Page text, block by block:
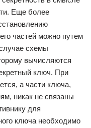
Еще более
частей можно путем
схемы
вычисляются
ключ. При
а части ключа,
никак не связаны
для
ключа необходимо